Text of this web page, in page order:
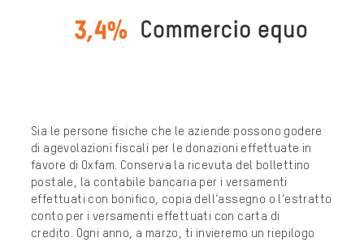
Sia le persone fisiche che le aziende possono godere
di agevolazioni fiscali per le donazioni effettuate in
favore di Oxfam. Conserva la ricevuta del bollettino
postale, la contabile bancaria per i versamenti
effettuati con bonifico, copia dell’assegno o l’estratto
conto per i versamenti effettuati con carta di
credito. Ogni anno, a marzo, ti invieremo un riepilogo